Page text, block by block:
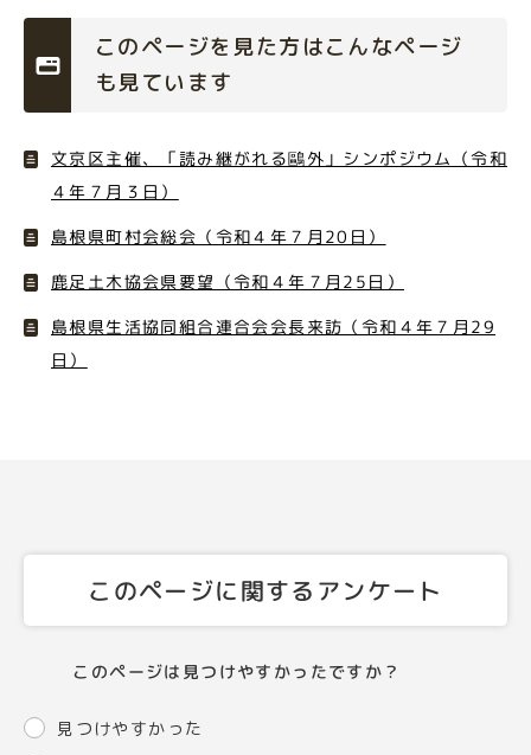
このページを見た方はこんなページ
も見ています
文京区主催、「読み継がれる鷗外」シンポジウム（令和
４年７月３日）
島根県町村会総会（令和４年７月20日）
鹿足土木協会県要望（令和４年７月25日）
島根県生活協同組合連合会会長来訪（令和４年７月29
日）
このページに関するアンケート
このページは見つけやすかったですか？
見つけやすかった